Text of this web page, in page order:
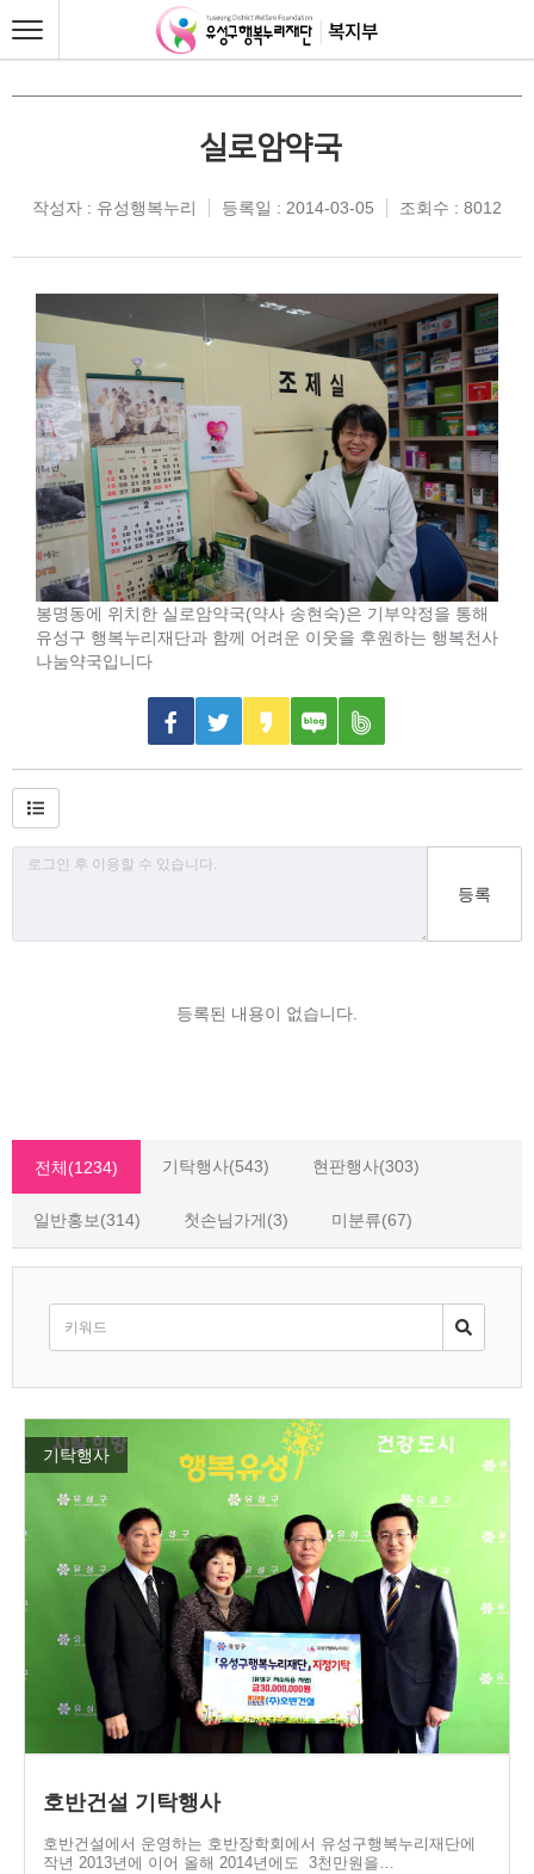
실로암약국
작성자 : 유성행복누리 등록일 : 2014-03-05 조회수 : 8012
봉명동에 위치한 실로암약국(약사 송현숙)은 기부약정을 통해
유성구 행복누리재단과 함께 어려운 이웃을 후원하는 행복천사
나눔약국입니다
등록
등록된 내용이 없습니다.
전체(1234) 기탁행사(543) 현판행사(303)
일반홍보(314) 첫손님가게(3) 미분류(67)
기탁행사
호반건설 기탁행사
호반건설에서 운영하는 호반장학회에서 유성구행복누리재단에
작년 2013년에 이어 올해 2014년에도 3천만원을…